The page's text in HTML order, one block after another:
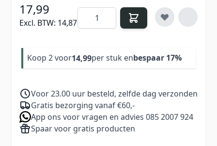
17,99
Excl. BTW: 14,87
Aantal
Koop 2 voor14,99per stuk enbespaar 17%
Voor 23.00 uur besteld, zelfde dag verzonden
Gratis bezorging vanaf €60,-
App ons voor vragen en advies 085 2007 924
Spaar voor gratis producten